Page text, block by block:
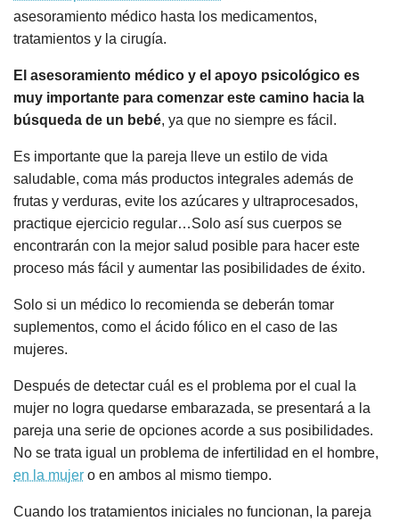
asesoramiento médico hasta los medicamentos,
tratamientos y la cirugía.
El asesoramiento médico y el apoyo psicológico es
muy importante para comenzar este camino hacia la
búsqueda de un bebé, ya que no siempre es fácil.
Es importante que la pareja lleve un estilo de vida
saludable, coma más productos integrales además de
frutas y verduras, evite los azúcares y ultraprocesados,
practique ejercicio regular…Solo así sus cuerpos se
encontrarán con la mejor salud posible para hacer este
proceso más fácil y aumentar las posibilidades de éxito.
Solo si un médico lo recomienda se deberán tomar
suplementos, como el ácido fólico en el caso de las
mujeres.
Después de detectar cuál es el problema por el cual la
mujer no logra quedarse embarazada, se presentará a la
pareja una serie de opciones acorde a sus posibilidades.
No se trata igual un problema de infertilidad en el hombre,
en la mujer o en ambos al mismo tiempo.
Cuando los tratamientos iniciales no funcionan, la pareja